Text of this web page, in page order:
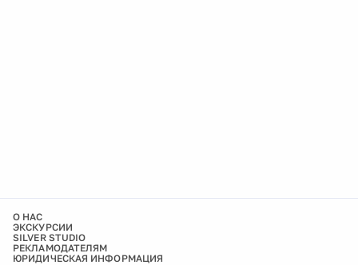
О НАС
ЭКСКУРСИИ
SILVER STUDIO
РЕКЛАМОДАТЕЛЯМ
ЮРИДИЧЕСКАЯ ИНФОРМАЦИЯ